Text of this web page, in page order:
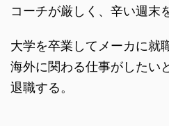
コーチが厳しく、辛い週末
大学を卒業してメーカに就
海外に関わる仕事がしたい
退職する。